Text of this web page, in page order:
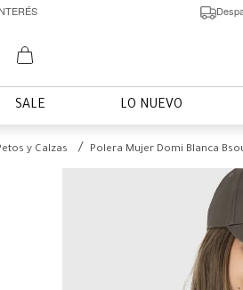
SALE LO NUEVO
y Calzas Polera Mujer Domi Blanca